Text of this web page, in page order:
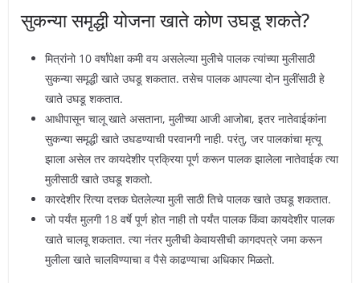
सुकन्या समृद्धी योजना खाते कोण उघडू शकते?
मित्रांनो 10 वर्षांपेक्षा कमी वय असलेल्या मुलीचे पालक त्यांच्या मुलीसाठी
सुकन्या समृद्धी खाते उघडू शकतात. तसेच पालक आपल्या दोन मुलींसाठी हे
खाते उघडू शकतात.
आधीपासून चालू खाते असताना, मुलीच्या आजी आजोबा, इतर नातेवाईकांना
सुकन्या समृद्धी खाते उघडण्याची परवानगी नाही. परंतु, जर पालकांचा मृत्यू
झाला असेल तर कायदेशीर प्रक्रिया पूर्ण करून पालक झालेला नातेवाईक त्या
मुलीसाठी खाते उघडू शकतो.
कारदेशीर रित्या दत्तक घेतलेल्या मुली साठी तिचे पालक खाते उघडू शकतात.
जो पर्यंत मुलगी 18 वर्षे पूर्ण होत नाही तो पर्यंत पालक किंवा कायदेशीर पालक
खाते चालवू शकतात. त्या नंतर मुलीची केवायसीची कागदपत्रे जमा करून
मुलीला खाते चालविण्याचा व पैसे काढण्याचा अधिकार मिळतो.